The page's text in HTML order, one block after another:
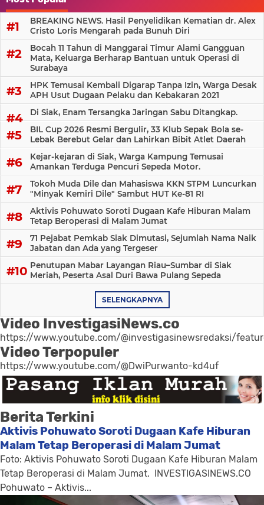
BREAKING NEWS. Hasil Penyelidikan Kematian dr. Alex
Cristo Loris Mengarah pada Bunuh Diri
Bocah 11 Tahun di Manggarai Timur Alami Gangguan
Mata, Keluarga Berharap Bantuan untuk Operasi di
Surabaya
HPK Temusai Kembali Digarap Tanpa Izin, Warga Desak
APH Usut Dugaan Pelaku dan Kebakaran 2021
Di Siak, Enam Tersangka Jaringan Sabu Ditangkap.
BIL Cup 2026 Resmi Bergulir, 33 Klub Sepak Bola se-
Lebak Berebut Gelar dan Lahirkan Bibit Atlet Daerah
Kejar-kejaran di Siak, Warga Kampung Temusai
Amankan Terduga Pencuri Sepeda Motor.
Tokoh Muda Dile dan Mahasiswa KKN STPM Luncurkan
"Minyak Kemiri Dile" Sambut HUT Ke-81 RI
Aktivis Pohuwato Soroti Dugaan Kafe Hiburan Malam
Tetap Beroperasi di Malam Jumat
71 Pejabat Pemkab Siak Dimutasi, Sejumlah Nama Naik
Jabatan dan Ada yang Tergeser
Penutupan Mabar Layangan Riau–Sumbar di Siak
Meriah, Peserta Asal Duri Bawa Pulang Sepeda
SELENGKAPNYA
Video InvestigasiNews.co
https://www.youtube.com/@investigasinewsredaksi/
Video Terpopuler
https://www.youtube.com/@DwiPurwanto-kd4uf
Berita Terkini
Aktivis Pohuwato Soroti Dugaan Kafe Hiburan
Malam Tetap Beroperasi di Malam Jumat
Foto: Aktivis Pohuwato Soroti Dugaan Kafe Hiburan Malam
Tetap Beroperasi di Malam Jumat. INVESTIGASINEWS.CO
Pohuwato – Aktivis...